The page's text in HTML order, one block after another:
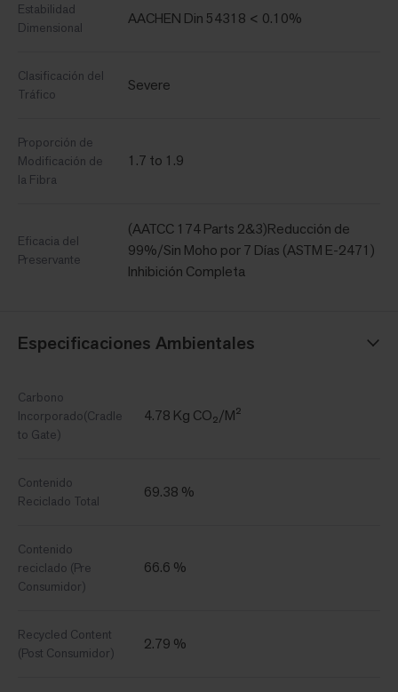
Estabilidad
Dimensional
AACHEN Din 54318 < 0.10%
Clasificación del
Tráfico
Severe
Proporción de
Modificación de
la Fibra
1.7 to 1.9
Eficacia del
Preservante
(AATCC 174 Parts 2&3)Reducción de
99%/Sin Moho por 7 Días (ASTM E-2471)
Inhibición Completa
Especificaciones Ambientales
Carbono
Incorporado(Cradle
to Gate)
4.78 Kg CO₂/M²
Contenido
Reciclado Total
69.38 %
Contenido
reciclado (Pre
Consumidor)
66.6 %
Recycled Content
(Post Consumidor)
2.79 %